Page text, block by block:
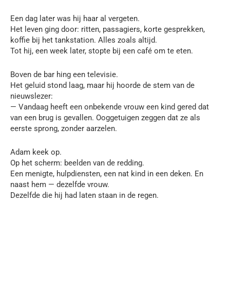
Een dag later was hij haar al vergeten.
Het leven ging door: ritten, passagiers, korte gesprekken,
koffie bij het tankstation. Alles zoals altijd.
Tot hij, een week later, stopte bij een café om te eten.
Boven de bar hing een televisie.
Het geluid stond laag, maar hij hoorde de stem van de
nieuwslezer:
— Vandaag heeft een onbekende vrouw een kind gered dat
van een brug is gevallen. Ooggetuigen zeggen dat ze als
eerste sprong, zonder aarzelen.
Adam keek op.
Op het scherm: beelden van de redding.
Een menigte, hulpdiensten, een nat kind in een deken. En
naast hem — dezelfde vrouw.
Dezelfde die hij had laten staan in de regen.